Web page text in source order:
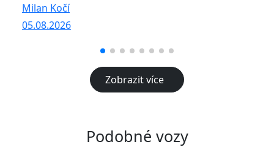
Milan Kočí
05.08.2026
Zobrazit více
Podobné vozy